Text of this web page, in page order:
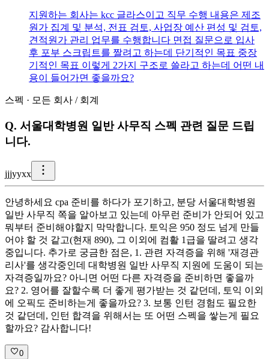
지원하는 회사는 kcc 글라스이고 직무 수행 내용은 제조
원가 집계 및 분석, 전표 검토, 사업장 예산 편성 및 검토,
견적원가 관리 업무를 수행합니다 면접 질문으로 입사
후 포부 스크립트를 짤려고 하는데 단기적인 목표 중장
기적인 목표 이렇게 2가지 구조로 쓸라고 하는데 어떤 내
용이 들어가면 좋을까요?
스펙 · 모든 회사 / 회계
Q. 서울대학병원 일반 사무직 스펙 관련 질문 드립
니다.
jjjyyxx
안녕하세요 cpa 준비를 하다가 포기하고, 분당 서울대학병원
일반 사무직 쪽을 알아보고 있는데 아무런 준비가 안되어 있고
뭐부터 준비해야할지 막막합니다. 토익은 950 정도 넘게 만들
어야 할 것 같고(현재 890), 그 이외에 컴활 1급을 딸려고 생각
중입니다. 추가로 궁금한 점은, 1. 관련 자격증을 위해 '재경관
리사'를 생각중인데 대학병원 일반 사무직 지원에 도움이 되는
자격증일까요? 아니면 어떤 다른 자격증을 준비하면 좋을까
요? 2. 영어를 잘할수록 더 좋게 평가받는 것 같던데, 토익 이외
에 오픽도 준비하는게 좋을까요? 3. 보통 인턴 경험도 필요한
것 같던데, 인턴 합격을 위해서는 또 어떤 스펙을 쌓는게 필요
할까요? 감사합니다!
0